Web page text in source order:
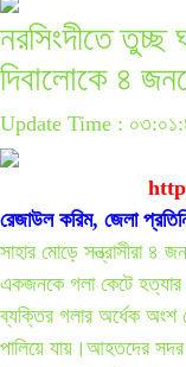
নরসিংদীতে তুচ্ছ
দিবালোকে ৪
Update Time :
রেজাউল করিম, জেলা
সাহার মোড়ে সন্ত্রাসীরা
একজনকে গলা কেটে হত্যার
ব্যক্তির গলার অর্ধেক অংশ
পালিয়ে যায়।আহতদের সদর